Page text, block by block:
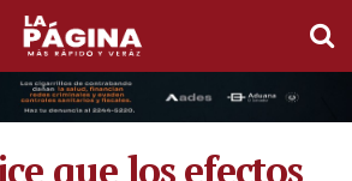
que los efectos